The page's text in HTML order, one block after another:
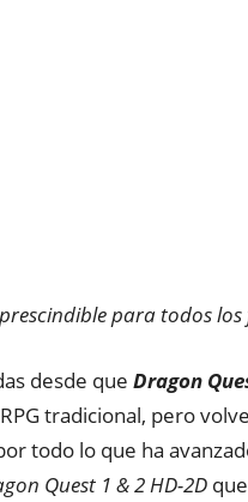
para todos los
desde que Dragon
tradicional, pero
todo lo que ha
Quest 1 & 2 HD-2D